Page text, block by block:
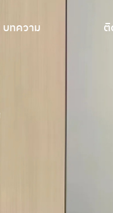
บทความ
บทความ